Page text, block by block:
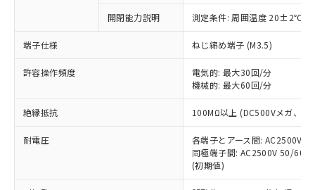
開閉能力説明 測定条件: 周囲温度 20±2℃、
端子仕様 ねじ締め端子 (M3.5)
許容操作頻度
電気的: 最大30回/分
機械的: 最大60回/分
絶縁抵抗 100MΩ以上 (DC500Vメガ、点
耐電圧
各端子とアース間: AC2500V
同極端子間: AC2500V 50/
(初期値)
本サービスは、当社制御機器事業取扱
商品の当社在庫状況および標準価格
(税抜)を提供させていただくもので
当社制御機器事業取扱商品の中には、
本サービスの対象外となる商品もある
ことをご了承ください。
在庫状況および標準価格照会結果は、
記載している更新日時点での社内デー
タに基づき作成されるものであり、閲
覧された時点での実際の在庫および標
準価格とは異なる場合があることをご
非含有の対応状況を調査中または確認中の
非該当品：ライセンス料など無形物で、有
害物質有無と関係のない商品です。
仕入先様の事情により、非含有部品として
いたものが、含有品と判明した場合などや
むを得ず変更することがあります。
鉛(Pb) 1000ppm以下、 水銀(Hg) 1000ppm以下、 カド
六価クロム(Cr(Ⅵ)) 1000ppm以下、ポリ臭化ビフェニル
類(PBB) 1000ppm以下、ポリ臭化ジフェニルエーテル類
(PBDE) 1000ppm以下、フタル酸ビス(2-エチルヘキシ
※1 中国RoHS○×表
「○」：最大均質材料含有率が中国RoHSの
基準値以下であることを示します。
「×」：最大均質材料含有率が中国RoHSの
基準値を超えていることを示します。
「－」：未確認です。当社販売部門へお問
い合わせください。
*中国RoHS10物質の基準値 (GB/T26572)：
Pb(鉛) :1000ppm、 Hg(水銀) : 1000ppm、 Cd(カドミウ
Cr(Ⅵ)(六価クロム) : 1000ppm、 PBBs(ポリ臭化ビフェ
当社は、これら貴社製品のうち、外国
為替および外国貿易法に定める商品
（以下｢規制貨物等」という）を輸出
国政府の輸出許可(または役務取引許
可)を取得するなどの必要な手続きを